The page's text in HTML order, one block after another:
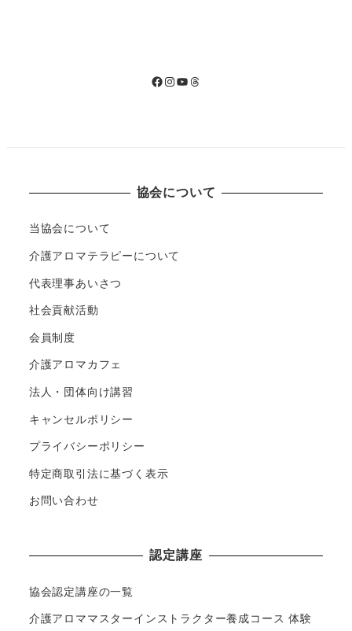
Facebook Instagram YouTube Threads
協会について
当協会について
介護アロマテラピーについて
代表理事あいさつ
社会貢献活動
会員制度
介護アロマカフェ
法人・団体向け講習
キャンセルポリシー
プライバシーポリシー
特定商取引法に基づく表示
お問い合わせ
認定講座
協会認定講座の一覧
介護アロママスターインストラクター養成コース 体験